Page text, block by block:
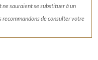
sauraient se substituer à un
de consulter votre